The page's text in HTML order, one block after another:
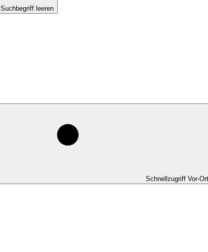
Suchbegriff leeren
Schnellzugriff Vor-